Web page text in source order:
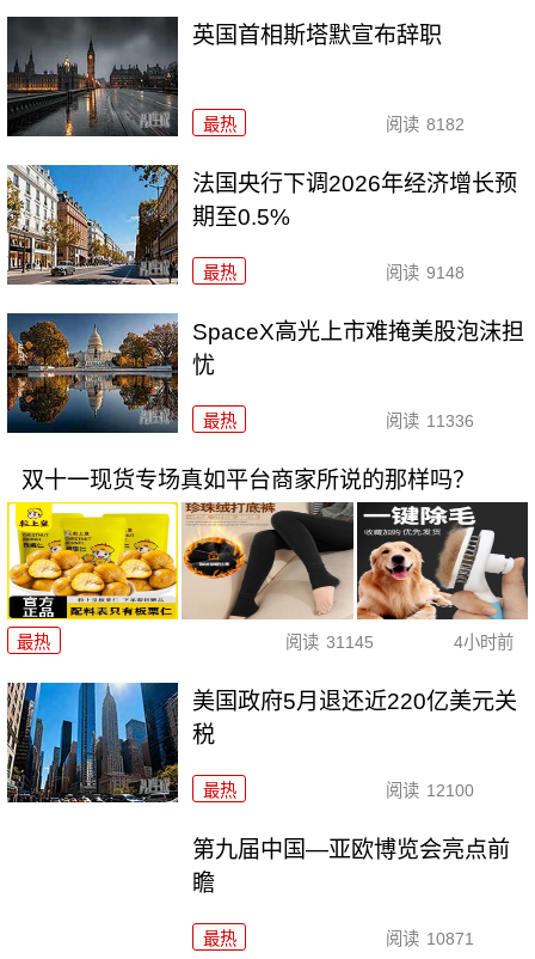
英国首相斯塔默宣布辞职
最热 阅读 8182
法国央行下调2026年经济增长预
期至0.5%
最热 阅读 9148
SpaceX高光上市难掩美股泡沫担
忧
最热 阅读 11336
双十一现货专场真如平台商家所说的那样吗？
最热 阅读 31145 4小时前
美国政府5月退还近220亿美元关
税
最热 阅读 12100
第九届中国—亚欧博览会亮点前
瞻
最热 阅读 10871